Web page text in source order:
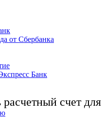
от Сбербанка
Банк
расчетный счет